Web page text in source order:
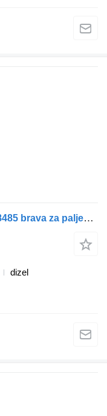
Volvo FH12 2-seeria (01.02-) 20398485 brava za paljenje za Volvo FH12, FH16, NH12, FH, VNL780 (1993-2014) tegljača
dizel